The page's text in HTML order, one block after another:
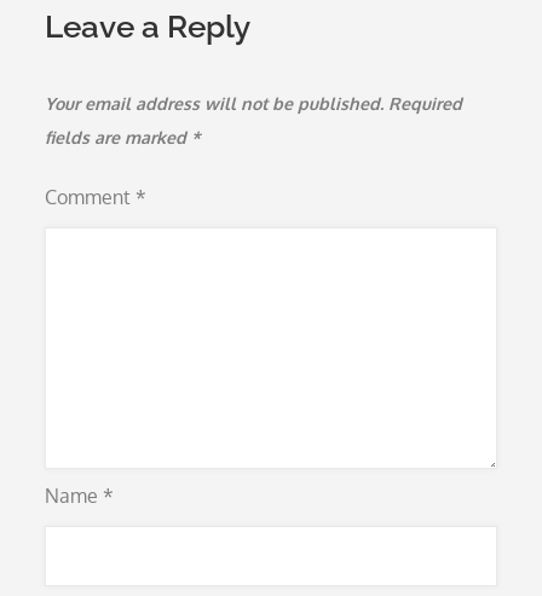
Leave a Reply
Your email address will not be published. Required
fields are marked *
Comment *
Name *